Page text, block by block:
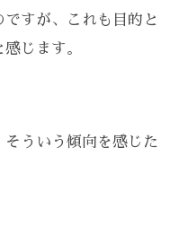
すが、これも目的と
じます。
ういう傾向を感じた